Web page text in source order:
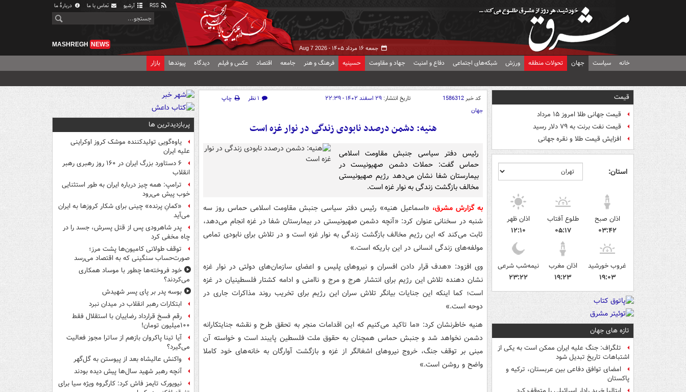
آرشیو تماس با ما دربارهٔ ما
جمعه ۱۶ مرداد ۱۴۰۵ - Aug 7 2026
MASHREGH NEWS
خانه سیاست جهان تحولات منطقه ورزش شبکه‌های اجتماعی دفاع و امنیت جهاد و مقاومت حسینیه فرهنگ و هنر جامعه اقتصاد عکس و فیلم دیدگاه پیوندها بازار
قیمت
قیمت جهانی طلا امروز ۱۵ مرداد
قیمت نفت برنت به ۷۹ دلار رسید
افزایش قیمت طلا و نقره جهانی
استان:
اذان صبح
۰۳:۴۲
طلوع آفتاب
۰۵:۱۷
اذان ظهر
۱۲:۱۰
غروب خورشید
۱۹:۰۳
اذان مغرب
۱۹:۲۳
نیمه‌شب شرعی
۲۳:۲۲
تازه های جهان
تلگراف: جنگ علیه ایران ممکن است به یکی از
اشتباهات تاریخ تبدیل شود
امضای توافق دفاعی بین عربستان، ترکیه و
پاکستان
کد خبر1586312 تاریخ انتشار: ۲۹ اسفند ۱۴۰۲ - ۲۲:۳۹ ۱ نظر
چاپ
جهان
هنیه: دشمن درصدد نابودی زندگی در نوار غزه است
رئیس دفتر سیاسی جنبش مقاومت اسلامی
حماس گفت: حملات دشمن صهیونیست در
بیمارستان شفا نشان می‌دهد رژیم صهیونیستی
مخالف بازگشت زندگی به نوار غزه است.
به گزارش مشرق، «اسماعیل هنیه» رئیس دفتر سیاسی جنبش مقاومت اسلامی حماس روز سه
شنبه در سخنانی عنوان کرد: «آنچه دشمن صهیونیستی در بیمارستان شفا در غزه انجام می‌دهد،
ثابت می‌کند که این رژیم مخالف بازگشت زندگی به نوار غزه است و در تلاش برای نابودی تمامی
مولفه‌‎های زندگی انسانی در این باریکه است.»
وی افزود: «هدف قرار دادن افسران و نیروهای پلیس و اعضای سازمان‌های دولتی در نوار غزه
نشان دهنده تلاش این رژیم برای انتشار هرج و مرج و ناامنی و ادامه کشتار فلسطینیان در غزه
است؛ کما اینکه این جنایات بیانگر تلاش سران این رژیم برای تخریب روند مذاکرات جاری در
دوحه است.»
هنیه خاطرنشان کرد: «ما تاکید می‌کنیم که این اقدامات منجر به تحقق طرح و نقشه جنایتکارانه
دشمن نخواهد شد و جنبش حماس همچنان به حقوق ملت فلسطین پایبند است و خواسته آن
مبنی بر توقف جنگ، خروج نیروهای اشغالگر از غزه و بازگشت آوارگان به خانه‌های خود کاملا
واضح و روشن است.»
پربازدیدترین ها
یاوه‌گویی تولیدکننده موشک کروز اوکراینی
علیه ایران
۶ دستاورد بزرگ ایران در ۱۶۰ روز رهبری رهبر
انقلاب
ترامپ: همه چیز درباره ایران به طور استثنایی
خوب پیش می‌رود
«کمانِ پرنده» چینی برای شکار کروزها به ایران
می‌آید
پدر شاهرودی پس از قتل پسرش، جسد را در
چاه مخفی کرد
توقف طولانی کامیون‌ها پشت مرز؛
صورت‌حساب سنگینی که به اقتصاد می‌رسد
خود فروخته‌ها چطور با موساد همکاری
می‌کردند؟
بوسه‌ پدر بر پای پسر شهیدش
ابتکارات رهبر انقلاب در میدان نبرد
رقم فسخ قرارداد رضاییان با استقلال فقط
۱۰۰میلیون تومان!
آیا تینا پاکروان بازهم از ساترا مجوز فعالیت
می‌گیرد؟
واکنش عالیشاه بعد از پیوستن به گل‌گهر
آنچه رهبر شهید سال‌ها پیش دیده بودند
نیویورک تایمز فاش کرد: کارگروه ویژه سیا برای